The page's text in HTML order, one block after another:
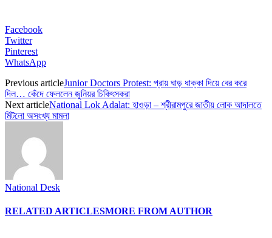
Facebook
Twitter
Pinterest
WhatsApp
Previous articleJunior Doctors Protest: প্রায় ঘাড় ধাক্কা দিয়ে বের করে
দিল… কেঁদে ফেললেন জুনিয়র চিকিৎসকরা
Next articleNational Lok Adalat: হাওড়া – শ্রীরামপুরে জাতীয় লোক আদালতে
মিটলো অসংখ্য মামলা
National Desk
RELATED ARTICLESMORE FROM AUTHOR